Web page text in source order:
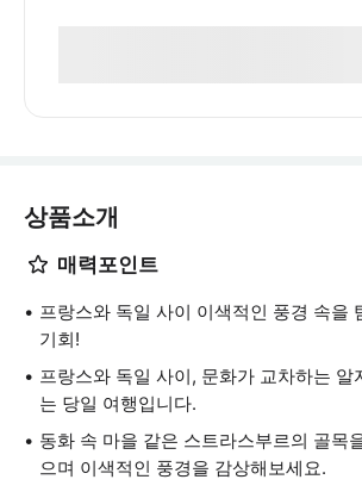
상품소개
매력포인트
프랑스와 독일 사이 이색적인 풍경 속을
기회!
프랑스와 독일 사이, 문화가 교차하는 알
는 당일 여행입니다.
동화 속 마을 같은 스트라스부르의 골목
으며 이색적인 풍경을 감상해보세요.